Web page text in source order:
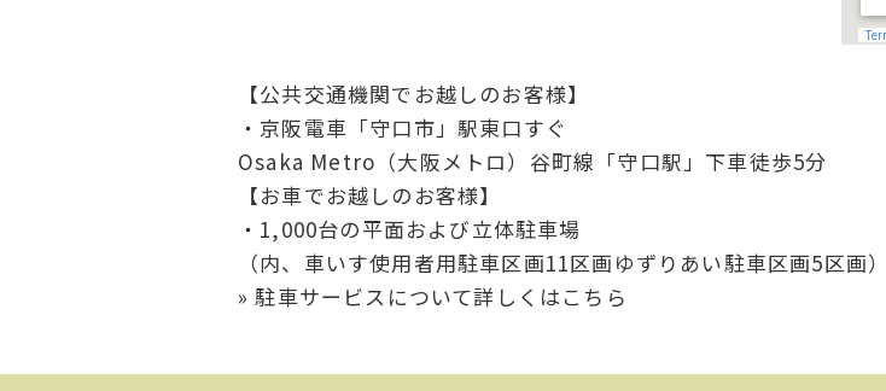
【公共交通機関でお越しのお客様】
・京阪電車「守口市」駅東口すぐ
Osaka Metro（大阪メトロ）谷町線「守口駅」下車徒歩5分
【お車でお越しのお客様】
・1,000台の平面および立体駐車場
（内、車いす使用者用駐車区画11区画ゆずりあい駐車区画5区画）
» 駐車サービスについて詳しくはこちら